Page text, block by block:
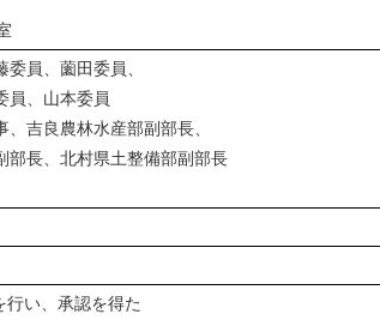
員、薗田委員、
員、山本委員
吉良農林水産部副部長、
長、北村県土整備部副部長
い、承認を得た